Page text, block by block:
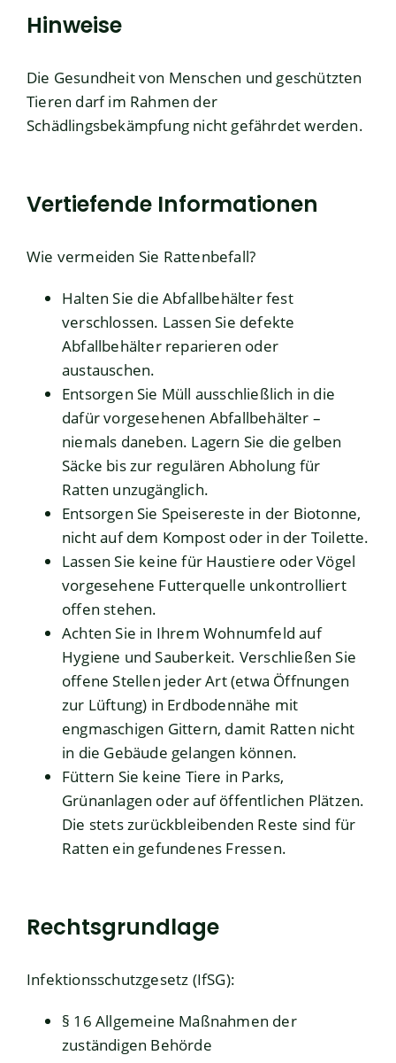
Hinweise
Die Gesundheit von Menschen und geschützten
Tieren darf im Rahmen der
Schädlingsbekämpfung nicht gefährdet werden.
Vertiefende Informationen
Wie vermeiden Sie Rattenbefall?
Halten Sie die Abfallbehälter fest
verschlossen. Lassen Sie defekte
Abfallbehälter reparieren oder
austauschen.
Entsorgen Sie Müll ausschließlich in die
dafür vorgesehenen Abfallbehälter –
niemals daneben. Lagern Sie die gelben
Säcke bis zur regulären Abholung für
Ratten unzugänglich.
Entsorgen Sie Speisereste in der Biotonne,
nicht auf dem Kompost oder in der Toilette.
Lassen Sie keine für Haustiere oder Vögel
vorgesehene Futterquelle unkontrolliert
offen stehen.
Achten Sie in Ihrem Wohnumfeld auf
Hygiene und Sauberkeit. Verschließen Sie
offene Stellen jeder Art (etwa Öffnungen
zur Lüftung) in Erdbodennähe mit
engmaschigen Gittern, damit Ratten nicht
in die Gebäude gelangen können.
Füttern Sie keine Tiere in Parks,
Grünanlagen oder auf öffentlichen Plätzen.
Die stets zurückbleibenden Reste sind für
Ratten ein gefundenes Fressen.
Rechtsgrundlage
Infektionsschutzgesetz (IfSG):
§ 16 Allgemeine Maßnahmen der
zuständigen Behörde